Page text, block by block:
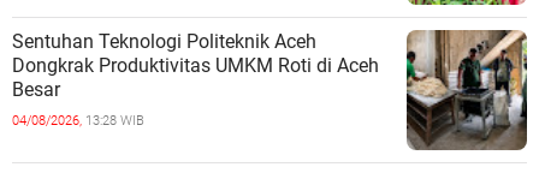
Sentuhan Teknologi Politeknik Aceh
Dongkrak Produktivitas UMKM Roti di Aceh
Besar
04/08/2026, 13:28 WIB